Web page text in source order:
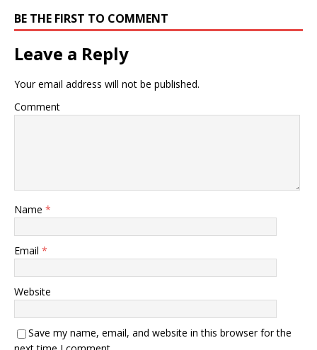
BE THE FIRST TO COMMENT
Leave a Reply
Your email address will not be published.
Comment
Name *
Email *
Website
Save my name, email, and website in this browser for the